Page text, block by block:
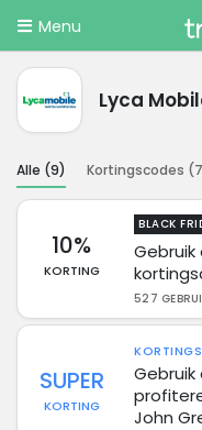
Menu
Lyca
Alle (9) Kortingscodes (7
10%
KORTING
BLACK
527
SUPER
KORTING
John